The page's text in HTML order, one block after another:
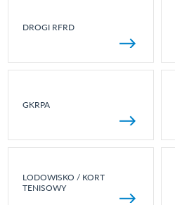
DROGI RFRD
GKRPA
LODOWISKO / KORT
TENISOWY